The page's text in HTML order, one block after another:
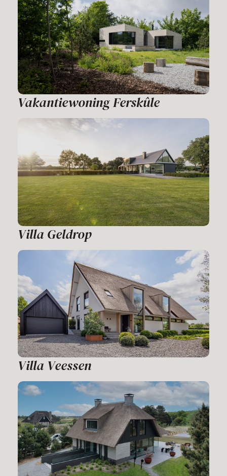
Vakantiewoning Ferskûle
Villa Geldrop
Villa Veessen